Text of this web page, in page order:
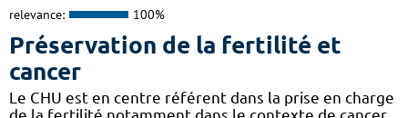
relevance: 100%
Préservation de la fertilité et
cancer
Le CHU est en centre référent dans la prise en charge